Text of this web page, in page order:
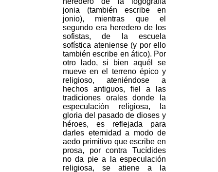
jonia (también escribe en
jonio), mientras que el
segundo era heredero de los
sofistas, de la escuela
sofística ateniense (y por ello
también escribe en ático). Por
otro lado, si bien aquél se
mueve en el terreno épico y
religioso, ateniéndose a
hechos antiguos, fiel a las
tradiciones orales donde la
especulación religiosa, la
gloria del pasado de dioses y
héroes, es reflejada para
darles eternidad a modo de
aedo primitivo que escribe en
prosa, por contra Tucídides
no da pie a la especulación
religiosa, se atiene a la